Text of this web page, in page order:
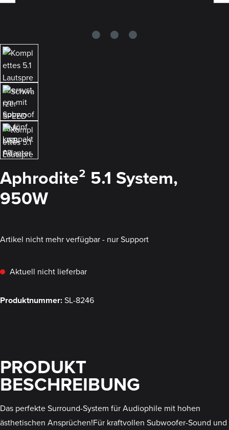
Aphrodite² 5.1 System,
950W
Artikel nicht mehr verfügbar - nur Support
Aktuell nicht lieferbar
Produktnummer:SL-8246
PRODUKT
BESCHREIBUNG
Das perfekte Surround-System für Audiophile mit hohen
ästhetischen Ansprüchen!Für kraftvollen Subwoofer-Sound und